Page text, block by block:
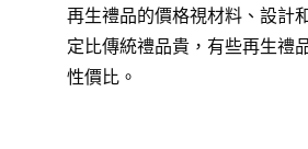
再生禮品的價格視材料、設計
定比傳統禮品貴，有些再生禮
性價比。